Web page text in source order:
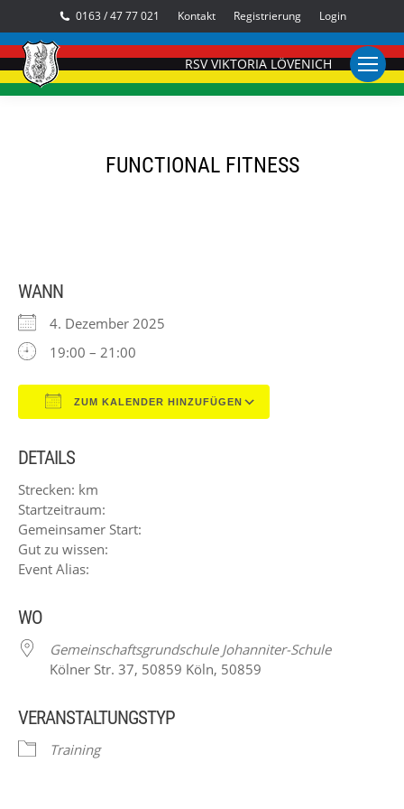
0163 / 47 77 021 Kontakt Registrierung Login
RSV VIKTORIA LÖVENICH
FUNCTIONAL FITNESS
WANN
4. Dezember 2025
19:00 – 21:00
ZUM KALENDER HINZUFÜGEN
DETAILS
Strecken: km
Startzeitraum:
Gemeinsamer Start:
Gut zu wissen:
Event Alias:
WO
Gemeinschaftsgrundschule Johanniter-Schule
Kölner Str. 37, 50859 Köln, 50859
VERANSTALTUNGSTYP
Training